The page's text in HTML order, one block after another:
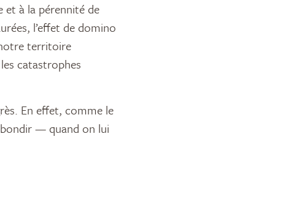
et à la pérennité de
l’effet de domino
territoire
catastrophes
En effet, comme le
— quand on lui